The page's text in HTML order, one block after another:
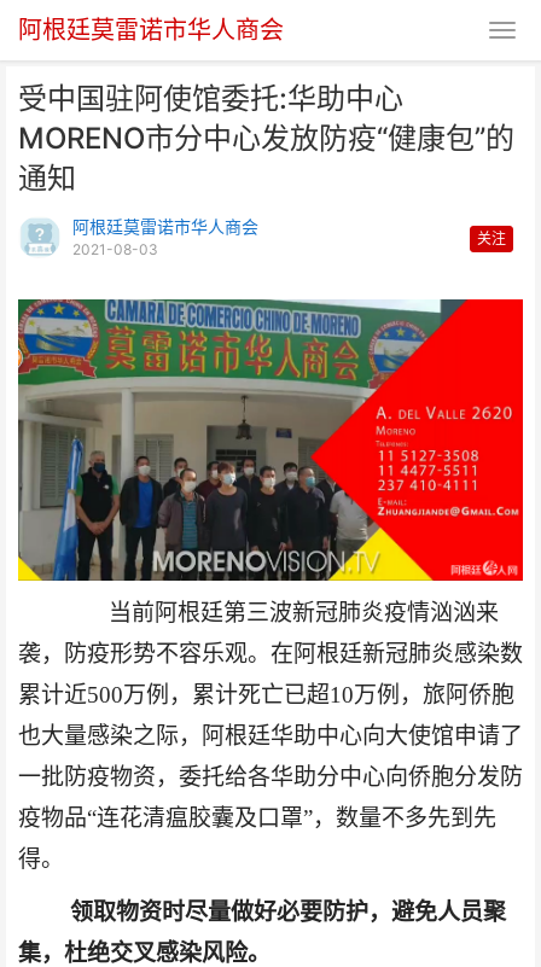
阿根廷莫雷诺市华人商会
受中国驻阿使馆委托:华助中心
MORENO市分中心发放防疫“健康包”的
通知
阿根廷莫雷诺市华人商会
2021-08-03
关注
当前阿根廷第三波新冠肺炎疫情汹汹来
袭，防疫形势不容乐观。在阿根廷新冠肺炎感染数
累计近500万例，累计死亡已超10万例，旅阿侨胞
也大量感染之际，阿根廷华助中心向大使馆申请了
一批防疫物资，委托给各华助分中心向侨胞分发防
疫物品“连花清瘟胶囊及口罩”，数量不多先到先
得。
领取物资时尽量做好必要防护，避免人员聚
集，杜绝交叉感染风险。
MORENO市分中心发放